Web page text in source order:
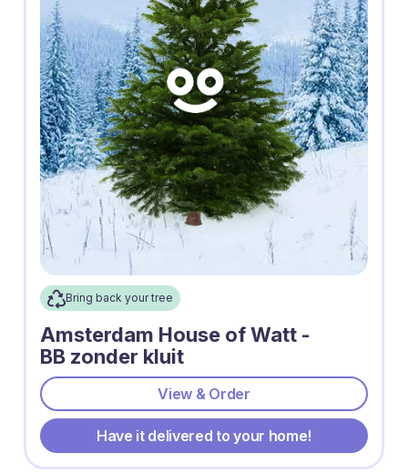
Bring back your tree
Amsterdam House of Watt -
BB zonder kluit
View & Order
Have it delivered to your home!